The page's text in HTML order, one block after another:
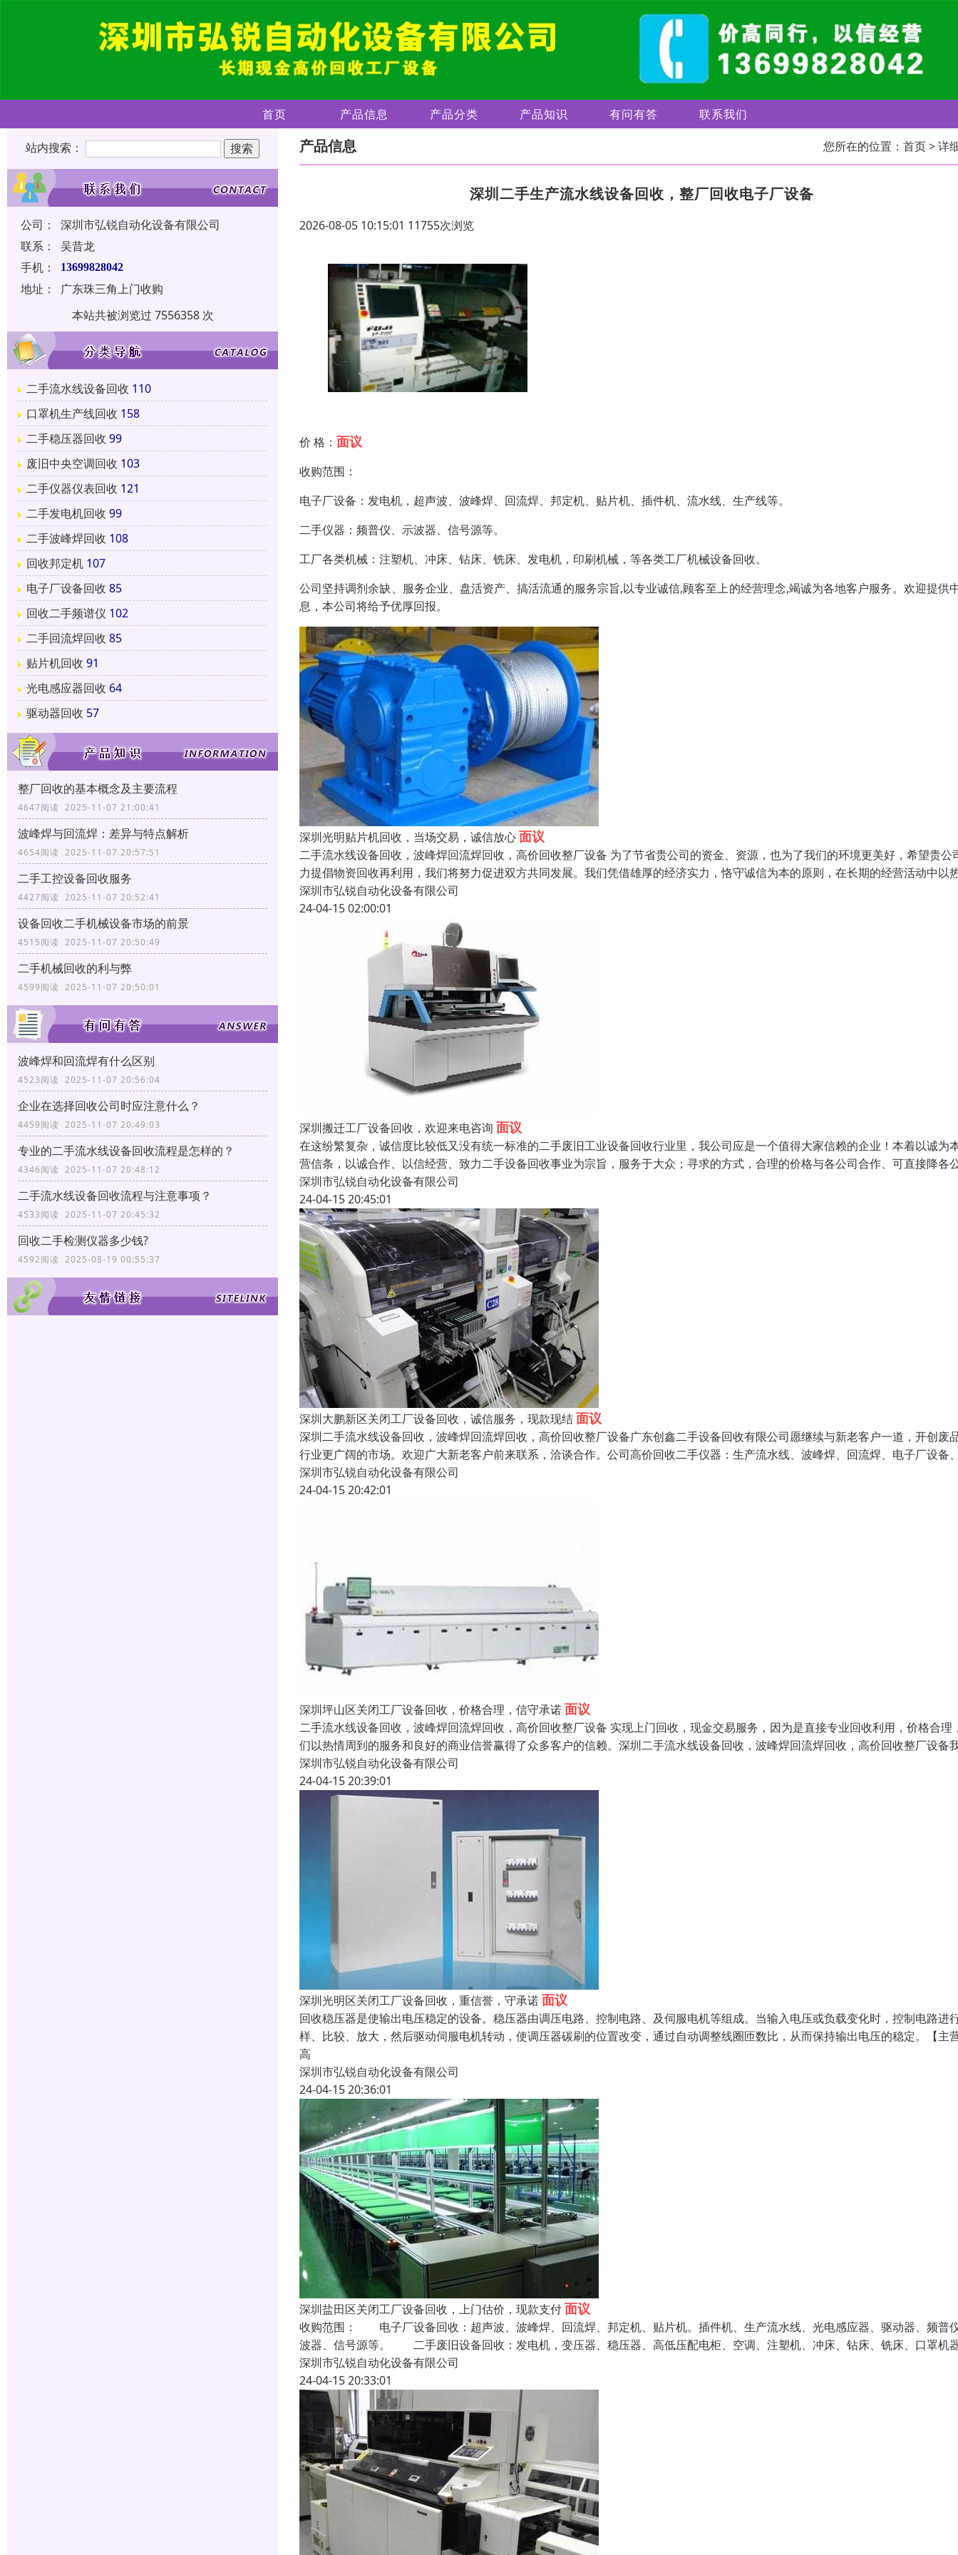
首页 产品信息 产品分类 产品知识 有问有答 联系我们
站内搜索：
公司：
深圳市弘锐自动化设备有限公司
联系：
吴昔龙
手机：
13699828042
地址：
广东珠三角上门收购
本站共被浏览过 7556358 次
二手流水线设备回收 110
口罩机生产线回收 158
二手稳压器回收 99
废旧中央空调回收 103
二手仪器仪表回收 121
二手发电机回收 99
二手波峰焊回收 108
回收邦定机 107
电子厂设备回收 85
回收二手频谱仪 102
二手回流焊回收 85
贴片机回收 91
光电感应器回收 64
驱动器回收 57
整厂回收的基本概念及主要流程
4647阅读 2025-11-07 21:00:41
波峰焊与回流焊：差异与特点解析
4654阅读 2025-11-07 20:57:51
二手工控设备回收服务
4427阅读 2025-11-07 20:52:41
设备回收二手机械设备市场的前景
4515阅读 2025-11-07 20:50:49
二手机械回收的利与弊
4599阅读 2025-11-07 20:50:01
波峰焊和回流焊有什么区别
4523阅读 2025-11-07 20:56:04
企业在选择回收公司时应注意什么？
4459阅读 2025-11-07 20:49:03
专业的二手流水线设备回收流程是怎样的？
4346阅读 2025-11-07 20:48:12
二手流水线设备回收流程与注意事项？
4533阅读 2025-11-07 20:45:32
回收二手检测仪器多少钱?
4592阅读 2025-08-19 00:55:37
产品信息 您所在的位置： 首页> 详
深圳二手生产流水线设备回收，整厂回收电子厂设备
2026-08-05 10:15:01 11755次浏览
价 格： 面议
收购范围：
电子厂设备：发电机，超声波、波峰焊、回流焊、邦定机、贴片机、插件机、流水线、生产线等。
二手仪器：频普仪、示波器、信号源等。
工厂各类机械：注塑机、冲床、钻床、铣床、发电机，印刷机械，等各类工厂机械设备回收。
公司坚持调剂余缺、服务企业、盘活资产、搞活流通的服务宗旨,以专业诚信,顾客至上的经营理念,竭诚为各地客户服务。欢迎提供
息，本公司将给予优厚回报。
深圳光明贴片机回收，当场交易，诚信放心面议
二手流水线设备回收，波峰焊回流焊回收，高价回收整厂设备 为了节省贵公司的资金、资源，也为了我们的环境更美好，希望贵公
力提倡物资回收再利用，我们将努力促进双方共同发展。我们凭借雄厚的经济实力，恪守诚信为本的原则，在长期的经营活动中以
深圳市弘锐自动化设备有限公司
24-04-15 02:00:01
深圳搬迁工厂设备回收，欢迎来电咨询 面议
在这纷繁复杂，诚信度比较低又没有统一标准的二手废旧工业设备回收行业里，我公司应是一个值得大家信赖的企业！本着以诚为
营信条，以诚合作、以信经营、致力二手设备回收事业为宗旨，服务于大众；寻求的方式，合理的价格与各公司合作、可直接降各
深圳市弘锐自动化设备有限公司
24-04-15 20:45:01
深圳大鹏新区关闭工厂设备回收，诚信服务，现款现结面议
深圳二手流水线设备回收，波峰焊回流焊回收，高价回收整厂设备广东创鑫二手设备回收有限公司愿继续与新老客户一道，开创废
行业更广阔的市场。欢迎广大新老客户前来联系，洽谈合作。公司高价回收二手仪器：生产流水线、波峰焊、回流焊、电子厂设备
深圳市弘锐自动化设备有限公司
24-04-15 20:42:01
深圳坪山区关闭工厂设备回收，价格合理，信守承诺面议
二手流水线设备回收，波峰焊回流焊回收，高价回收整厂设备 实现上门回收，现金交易服务，因为是直接专业回收利用，价格合理
们以热情周到的服务和良好的商业信誉赢得了众多客户的信赖。深圳二手流水线设备回收，波峰焊回流焊回收，高价回收整厂设备
深圳市弘锐自动化设备有限公司
24-04-15 20:39:01
深圳光明区关闭工厂设备回收，重信誉，守承诺面议
回收稳压器是使输出电压稳定的设备。稳压器由调压电路、控制电路、及伺服电机等组成。当输入电压或负载变化时，控制电路进
样、比较、放大，然后驱动伺服电机转动，使调压器碳刷的位置改变，通过自动调整线圈匝数比，从而保持输出电压的稳定。【主
高
深圳市弘锐自动化设备有限公司
24-04-15 20:36:01
深圳盐田区关闭工厂设备回收，上门估价，现款支付面议
收购范围： 电子厂设备回收：超声波、波峰焊、回流焊、邦定机、贴片机。插件机、生产流水线、光电感应器、驱动器、频普
波器、信号源等。 二手废旧设备回收：发电机，变压器、稳压器、高低压配电柜、空调、注塑机、冲床、钻床、铣床、口罩机
深圳市弘锐自动化设备有限公司
24-04-15 20:33:01